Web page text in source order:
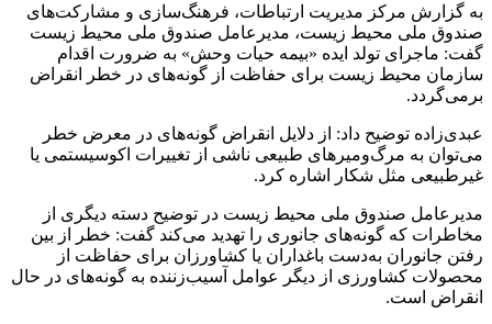
به گزارش مرکز مدیریت ارتباطات، فرهنگ‌سازی و مشارکت‌های
صندوق ملی محیط زیست، مدیرعامل صندوق ملی محیط زیست
گفت: ماجرای تولد ایده‌ «بیمه حیات وحش» به ضرورت اقدام
سازمان محیط زیست برای حفاظت از گونه‌های در خطر انقراض
برمی‌گردد.
عبدی‌زاده توضیح داد: از دلایل انقراض گونه‌های در معرض خطر
می‌توان به مرگ‌ومیرهای طبیعی ناشی از تغییرات اکوسیستمی یا
غیرطبیعی مثل شکار اشاره کرد.
مدیرعامل صندوق ملی محیط زیست در توضیح دسته دیگری از
مخاطرات که گونه‌های جانوری را تهدید می‌کند گفت: خطر از بین
رفتن جانوران به‌دست باغداران یا کشاورزان برای حفاظت از
محصولات کشاورزی از دیگر عوامل آسیب‌زننده به گونه‌های در حال
انقراض است.